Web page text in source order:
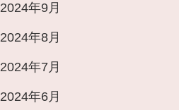
2024年9月
2024年8月
2024年7月
2024年6月